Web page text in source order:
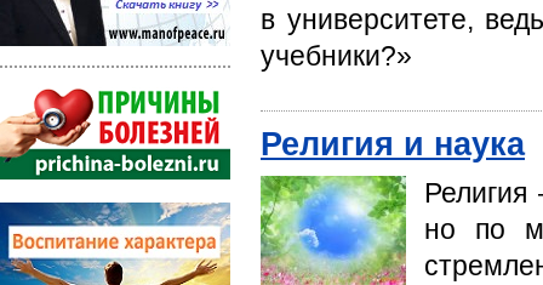
в университете,
учебники?»
Религия и наука
но по